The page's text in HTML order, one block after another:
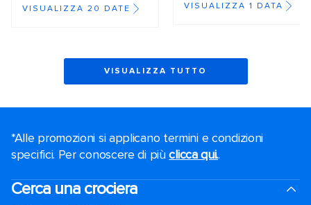
VISUALIZZA 20 DATE VISUALIZZA 1 DATA
VISUALIZZA TUTTO
*Alle promozioni si applicano termini e condizioni
specifici. Per conoscere di piùclicca qui..
Cerca una crociera